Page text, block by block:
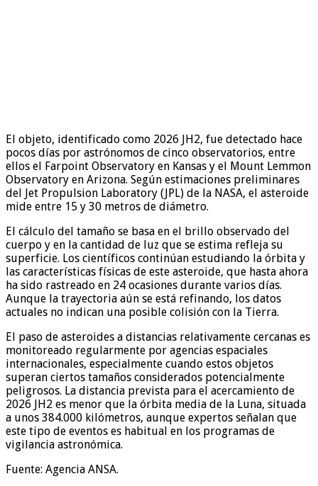
El objeto, identificado como 2026 JH2, fue detectado hace
pocos días por astrónomos de cinco observatorios, entre
ellos el Farpoint Observatory en Kansas y el Mount Lemmon
Observatory en Arizona. Según estimaciones preliminares
del Jet Propulsion Laboratory (JPL) de la NASA, el asteroide
mide entre 15 y 30 metros de diámetro.
El cálculo del tamaño se basa en el brillo observado del
cuerpo y en la cantidad de luz que se estima refleja su
superficie. Los científicos continúan estudiando la órbita y
las características físicas de este asteroide, que hasta ahora
ha sido rastreado en 24 ocasiones durante varios días.
Aunque la trayectoria aún se está refinando, los datos
actuales no indican una posible colisión con la Tierra.
El paso de asteroides a distancias relativamente cercanas es
monitoreado regularmente por agencias espaciales
internacionales, especialmente cuando estos objetos
superan ciertos tamaños considerados potencialmente
peligrosos. La distancia prevista para el acercamiento de
2026 JH2 es menor que la órbita media de la Luna, situada
a unos 384.000 kilómetros, aunque expertos señalan que
este tipo de eventos es habitual en los programas de
vigilancia astronómica.
Fuente: Agencia ANSA.